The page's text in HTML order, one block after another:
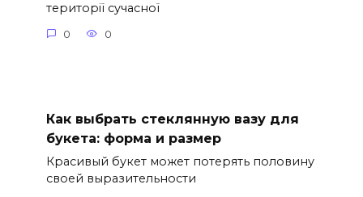
території сучасної
0 0
Как выбрать стеклянную вазу для
букета: форма и размер
Красивый букет может потерять половину
своей выразительности